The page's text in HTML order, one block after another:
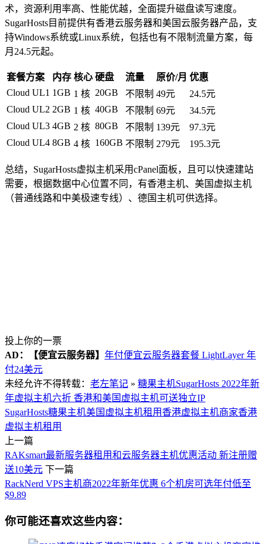
术，资源利用率高、性能优越，全面提升磁盘读写速度。
SugarHosts目前提供有香港云服务器和美国云服务器产品，支
持Windows系统或Linux系统，包括也有不限制流量方案，每
月24.5元起。
套餐方案 内存 核心 硬盘 流量 原价/月 优惠
Cloud UL1 1GB 1 核 20GB 不限制 49元
24.5元
Cloud UL2 2GB 1 核 40GB 不限制 69元
34.5元
Cloud UL3 4GB 2 核 80GB 不限制 139元
97.3元
Cloud UL4 8GB 4 核 160GB 不限制 279元 195.3元
总结，SugarHosts虚拟主机采用cPanel面板，且可以快速建站
需要，根据数据中心位置不同，有香港主机、美国虚拟主机
（普通线路和中美极速专线）、德国主机可供选择。
投上你的一票
AD：
【便宜云服务器】 年付便宜云服务器套餐 LightLayer 年
付24美元
未经允许不得转载： 老左笔记 » 糖果主机SugarHosts 2022年新
年虚拟主机六折 香港和美国虚拟主机可送独立IP
SugarHosts糖果主机美国虚拟主机租用 香港虚拟主机商家香港
虚拟主机租用
上一篇
RAKsmart最新服务器租用和云服务器主机优惠活动 新注册赠
送10美元 下一篇
RackNerd VPS主机商2022年新年优惠 6个机房可选年付低至
$9.89
你可能还喜欢这些内容：